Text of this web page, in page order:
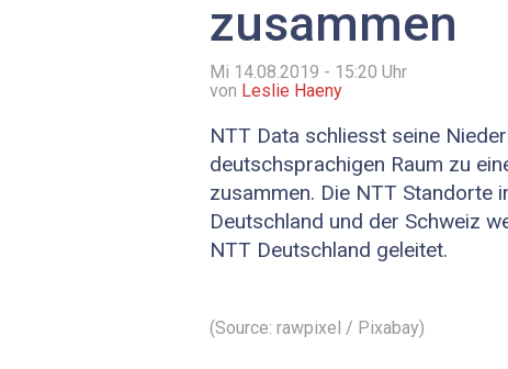
zusammen
Mi 14.08.2019 - 15:20 Uhr
von Leslie Haeny
NTT Data schliesst seine
deutschsprachigen Raum zu
zusammen. Die NTT Standorte
Deutschland und der Schweiz
NTT Deutschland geleitet.
(Source: rawpixel / Pixabay)